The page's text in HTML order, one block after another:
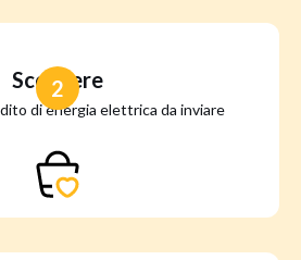
Scegliere
di energia elettrica da inviare
2